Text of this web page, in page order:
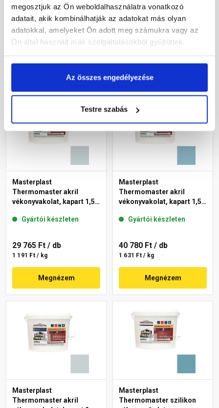
megosztjuk az Ön weboldalhasználatra vonatkozó
adatait, akik kombinálhatják az adatokat más olyan
adatokkal, amelyeket Ön adott meg számukra vagy az
Ön által használt más szolgáltatásokból gyűjtöttek.
Az összes engedélyezése
Testre szabás
mm 36-F 25 kg
Gyártói készleten
33 190 Ft
mm 36-C 25 kg
Gyártói készleten
44 055 Ft / db
1 762 Ft / kg
Masterplast
Thermomaster akril
vékonyvakolat, kapart 1,5
Gyártói készleten
29 765 Ft / db
1 191 Ft / kg
Megnézem
Masterplast
Thermomaster akril
vékonyvakolat, kapart 1,5
Gyártói készleten
40 780 Ft / db
1 631 Ft / kg
Megnézem
Masterplast
Thermomaster akril
Masterplast
Thermomaster szilikon